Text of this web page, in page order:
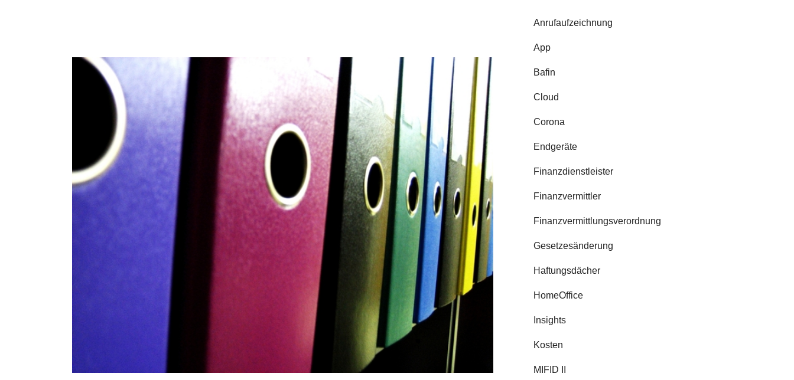
Anrufaufzeichnung
App
Bafin
Cloud
Corona
Endgeräte
Finanzdienstleister
Finanzvermittler
Finanzvermittlungsverordnung
Gesetzesänderung
Haftungsdächer
HomeOffice
Insights
Kosten
MIFID II